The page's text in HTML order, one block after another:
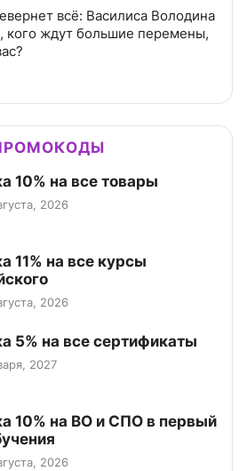
всё: Василиса Володина
кого ждут большие перемены,
10% на все товары
2026
11% на все курсы
2026
5% на все сертификаты
2027
10% на ВО и СПО в первый
2026